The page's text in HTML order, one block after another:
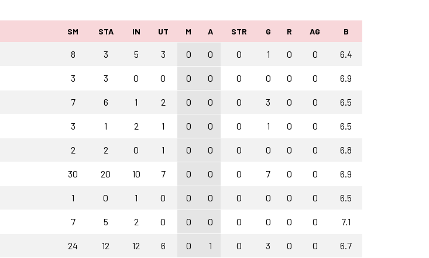
SM STA IN UT M A STR G R AG B
8 3 5 3 0 0 0 1 0 0 6.4
3 3 0 0 0 0 0 0 0 0 6.9
7 6 1 2 0 0 0 3 0 0 6.5
3 1 2 1 0 0 0 1 0 0 6.5
2 2 0 1 0 0 0 0 0 0 6.8
30 20 10 7 0 0 0 7 0 0 6.9
1 0 1 0 0 0 0 0 0 0 6.5
7 5 2 0 0 0 0 0 0 0 7.1
24 12 12 6 0 1 0 3 0 0 6.7